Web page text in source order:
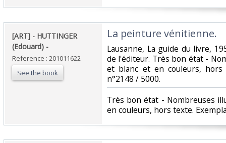
‎[ART] - HUTTINGER
(Edouard) - ‎
Reference : 201011622
See the book
‎La peinture vénitienne. ‎
‎Lausanne, La guide du livre,
de l'éditeur. Très bon état -
et blanc et en couleurs, hors
n°2148 / 5000.‎
‎Très bon état - Nombreuses
en couleurs, hors texte.